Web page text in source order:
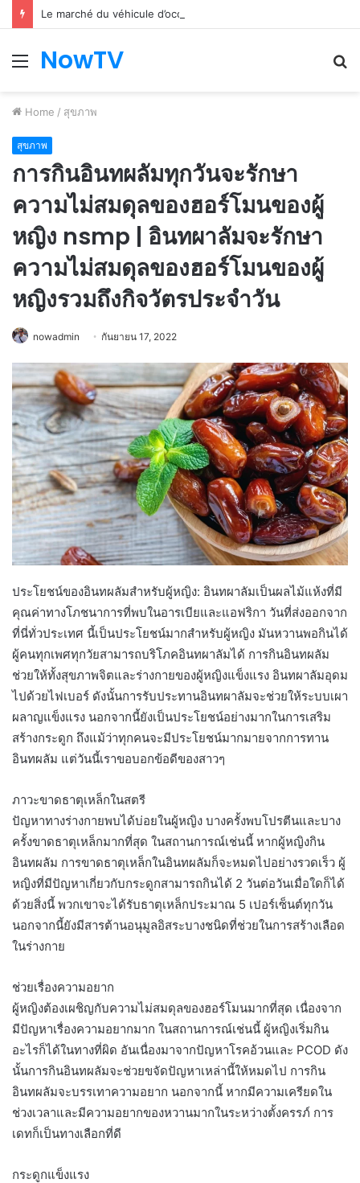
Le marché du véhicule d’occasion en plein essor
Menu
NowTV
Home / สุขภาพ
สุขภาพ
การกินอินทผลัมทุกวันจะรักษา
ความไม่สมดุลของฮอร์โมนของผู้
หญิง nsmp | อินทผาลัมจะรักษา
ความไม่สมดุลของฮอร์โมนของผู้
หญิงรวมถึงกิจวัตรประจำวัน
nowadmin กันยายน 17, 2022
ประโยชน์ของอินทผลัมสำหรับผู้หญิง: อินทผาลัมเป็นผลไม้แห้งที่มี
คุณค่าทางโภชนาการที่พบในอารเบียและแอฟริกา วันที่ส่งออกจาก
ที่นี่ทั่วประเทศ นี้เป็นประโยชน์มากสำหรับผู้หญิง มันหวานพอกินได้
ผู้คนทุกเพศทุกวัยสามารถบริโภคอินทผาลัมได้ การกินอินทผลัม
ช่วยให้ทั้งสุขภาพจิตและร่างกายของผู้หญิงแข็งแรง อินทผาลัมอุดม
ไปด้วยไฟเบอร์ ดังนั้นการรับประทานอินทผาลัมจะช่วยให้ระบบเผา
ผลาญแข็งแรง นอกจากนี้ยังเป็นประโยชน์อย่างมากในการเสริม
สร้างกระดูก ถึงแม้ว่าทุกคนจะมีประโยชน์มากมายจากการทาน
อินทผลัม แต่วันนี้เราขอบอกข้อดีของสาวๆ
ภาวะขาดธาตุเหล็กในสตรี
ปัญหาทางร่างกายพบได้บ่อยในผู้หญิง บางครั้งพบโปรตีนและบาง
ครั้งขาดธาตุเหล็กมากที่สุด ในสถานการณ์เช่นนี้ หากผู้หญิงกิน
อินทผลัม การขาดธาตุเหล็กในอินทผลัมก็จะหมดไปอย่างรวดเร็ว ผู้
หญิงที่มีปัญหาเกี่ยวกับกระดูกสามารถกินได้ 2 วันต่อวันเมื่อใดก็ได้
ด้วยสิ่งนี้ พวกเขาจะได้รับธาตุเหล็กประมาณ 5 เปอร์เซ็นต์ทุกวัน
นอกจากนี้ยังมีสารต้านอนุมูลอิสระบางชนิดที่ช่วยในการสร้างเลือด
ในร่างกาย
ช่วยเรื่องความอยาก
ผู้หญิงต้องเผชิญกับความไม่สมดุลของฮอร์โมนมากที่สุด เนื่องจาก
มีปัญหาเรื่องความอยากมาก ในสถานการณ์เช่นนี้ ผู้หญิงเริ่มกิน
อะไรก็ได้ในทางที่ผิด อันเนื่องมาจากปัญหาโรคอ้วนและ PCOD ดัง
นั้นการกินอินทผลัมจะช่วยขจัดปัญหาเหล่านี้ให้หมดไป การกิน
อินทผลัมจะบรรเทาความอยาก นอกจากนี้ หากมีความเครียดใน
ช่วงเวลาและมีความอยากของหวานมากในระหว่างตั้งครรภ์ การ
เดทก็เป็นทางเลือกที่ดี
กระดูกแข็งแรง